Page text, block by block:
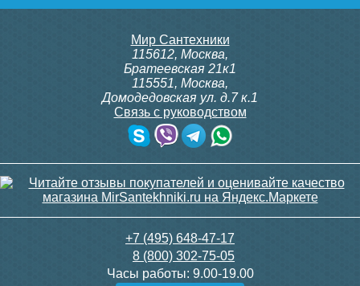
Мир Сантехники
115612, Москва,
Братеевская 21к1
115551, Москва,
Домодедовская ул. д.7 к.1
Связь с руководством
+7 (495) 648-47-17
8 (800) 302-75-05
Часы работы: 9.00-19.00